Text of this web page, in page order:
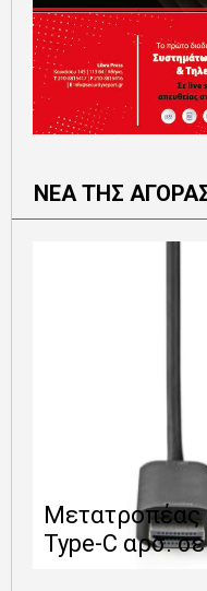
ΝΕΑ ΤΗΣ
Μετατροπέας
Type-C αρσ.